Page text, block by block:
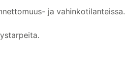
ja vahinkotilanteissa.